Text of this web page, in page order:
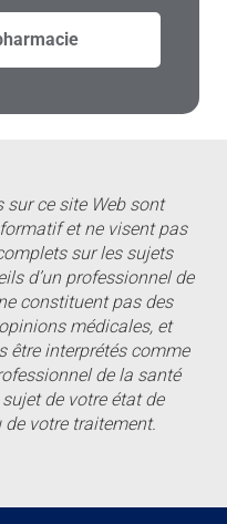
sur ce site Web sont
et ne visent pas
sur les sujets
d’un professionnel de
constituent pas des
médicales, et
être interprétés comme
de la santé
de votre état de
votre traitement.